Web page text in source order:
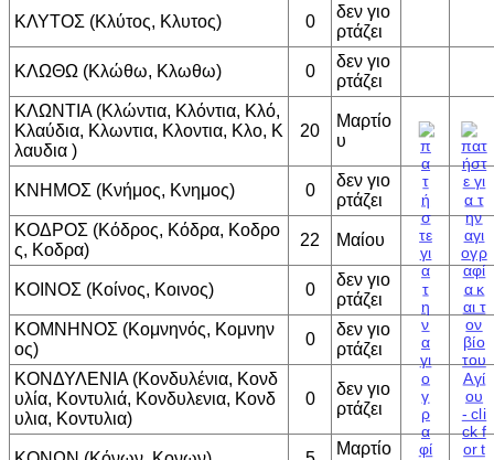
ΚΛΥΤΟΣ (Κλύτος, Κλυτος) 0
δεν γιο
ρτάζει
ΚΛΩΘΩ (Κλώθω, Κλωθω) 0
δεν γιο
ρτάζει
ΚΛΩΝΤΙΑ (Κλώντια, Κλόντια, Κλό,
Κλαύδια, Κλωντια, Κλοντια, Κλο, Κ
λαυδια )
20
Μαρτίο
υ
ΚΝΗΜΟΣ (Κνήμος, Κνημος) 0
δεν γιο
ρτάζει
ΚΟΔΡΟΣ (Κόδρος, Κόδρα, Κοδρο
ς, Κοδρα)
22 Μαίου
ΚΟΙΝΟΣ (Κοίνος, Κοινος) 0
δεν γιο
ρτάζει
ΚΟΜΝΗΝΟΣ (Κομνηνός, Κομνην
ος)
0
δεν γιο
ρτάζει
ΚΟΝΔΥΛΕΝΙΑ (Κονδυλένια, Κονδ
υλία, Κοντυλιά, Κονδυλενια, Κονδ
υλια, Κοντυλια)
0
δεν γιο
ρτάζει
Μαρτίο